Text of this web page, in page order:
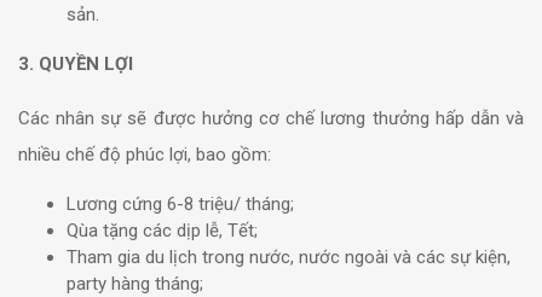
sản.
3. QUYỀN LỢI
Các nhân sự sẽ được hưởng cơ chế lương thưởng hấp dẫn và
nhiều chế độ phúc lợi, bao gồm:
Lương cứng 6-8 triệu/ tháng;
Qùa tặng các dịp lễ, Tết;
Tham gia du lịch trong nước, nước ngoài và các sự kiện,
party hàng tháng;